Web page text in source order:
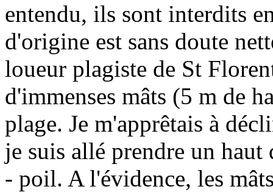
entendu, ils sont interdits
d'origine est sans doute
loueur plagiste de St
d'immenses mâts (5 m de
plage. Je m'apprêtais à
je suis allé prendre un
- poil. A l'évidence, les